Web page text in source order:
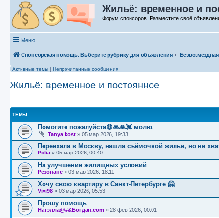
Жильё: временное и
Форум спонсоров. Разместите своё
Меню
Спонсорская помощь. Выберите рубрику для объявления
Активные темы | Непрочитанные сообщения
Жильё: временное и постоянное
ТЕМЫ
Помогите пожалуйста😫🙏🙏💓 молю.
Tanya kost » 05 мар 2026, 19:33
Переехала в Москву, нашла съёмочной жилье, но не
Polia » 05 мар 2026, 00:40
На улучшение жилищных условий
Резонанс » 03 мар 2026, 18:11
Хочу свою квартиру в Санкт-Петербурге 🤗
Vivi98 » 03 мар 2026, 05:53
Прошу помощь
Натэлла@#&Богдан.com » 28 фев 2026, 00:01